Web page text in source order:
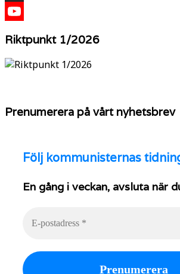
X
Riktpunkt 1/2026
Prenumerera på vårt nyhetsbrev
Följ kommunisternas
En gång i veckan, avsluta när